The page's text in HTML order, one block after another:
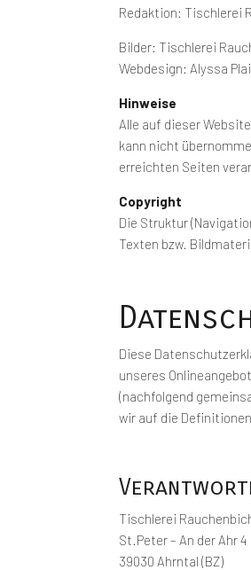
Redaktion: Tischlerei
Bilder: Tischlerei
Webdesign: Alyssa
Hinweise
Alle auf dieser
kann nicht
erreichten Seiten
Copyright
Die Struktur
Texten bzw.
Diese
unseres
(nachfolgend
wir auf die
Tischlerei
St.Peter – An der Ahr 4
39030 Ahrntal (BZ)